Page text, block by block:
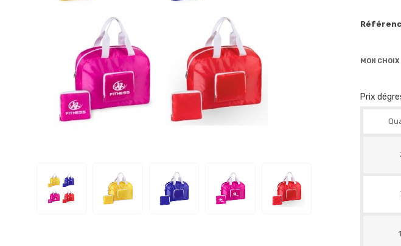
MON CHOIX
Prix